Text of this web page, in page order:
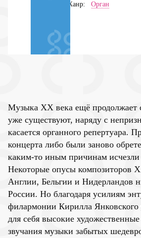
Жанр: Орган
Музыка ХХ века ещё продолжает
уже существуют, наряду с
касается органного репертуара.
концерта либо были заново
каким-то иным причинам исчезли
Некоторые опусы композиторов
Англии, Бельгии и Нидерландов
России. Но благодаря усилиям
филармонии Кирилла Янковского
для себя высокие
звучания музыки забытых